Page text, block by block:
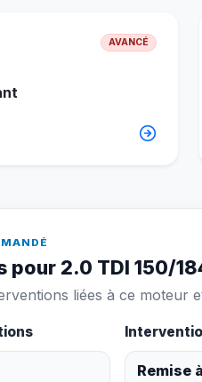
AVANCÉ
pour 2.0 TDI 150/
liées à ce moteur
Remise